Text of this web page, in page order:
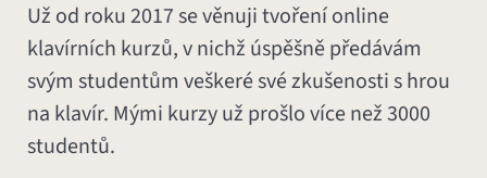
Už od roku 2017 se věnuji tvoření online
klavírních kurzů, v nichž úspěšně předávám
svým studentům veškeré své zkušenosti s hrou
na klavír. Mými kurzy už prošlo více než 3000
studentů.